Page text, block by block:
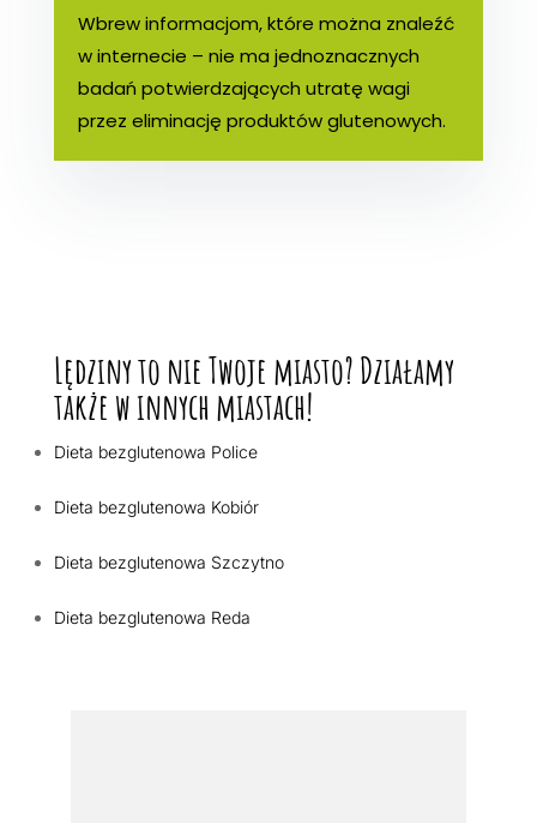
Wbrew informacjom, które można znaleźć
w internecie – nie ma jednoznacznych
badań potwierdzających utratę wagi
przez eliminację produktów glutenowych.
Lędziny to nie Twoje miasto? Działamy
także w innych miastach!
Dieta bezglutenowa Police
Dieta bezglutenowa Kobiór
Dieta bezglutenowa Szczytno
Dieta bezglutenowa Reda